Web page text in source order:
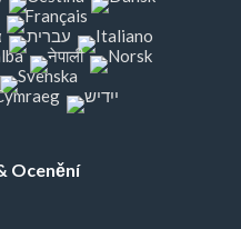
Ocenění